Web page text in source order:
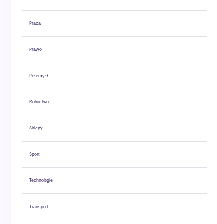
Praca
Prawo
Przemysł
Rolnictwo
Sklepy
Sport
Technologie
Transport